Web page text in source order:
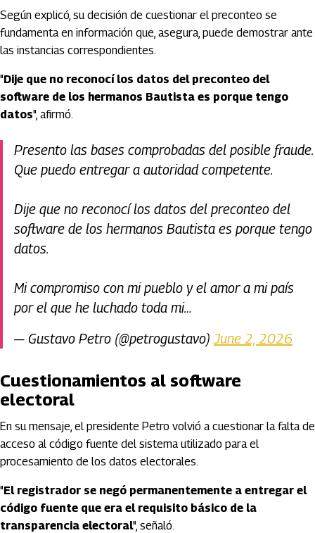
Según explicó, su decisión de cuestionar el preconteo se
fundamenta en información que, asegura, puede demostrar ante
las instancias correspondientes.
"Dije que no reconocí los datos del preconteo del
software de los hermanos Bautista es porque tengo
datos", afirmó.
Presento las bases comprobadas del posible fraude.
Que puedo entregar a autoridad competente.
Dije que no reconocí los datos del preconteo del
software de los hermanos Bautista es porque tengo
datos.
Mi compromiso con mi pueblo y el amor a mi país
por el que he luchado toda mi…
— Gustavo Petro (@petrogustavo)June 2, 2026
Cuestionamientos al software
electoral
En su mensaje, el presidente Petro volvió a cuestionar la falta de
acceso al código fuente del sistema utilizado para el
procesamiento de los datos electorales.
"El registrador se negó permanentemente a entregar el
código fuente que era el requisito básico de la
transparencia electoral", señaló.